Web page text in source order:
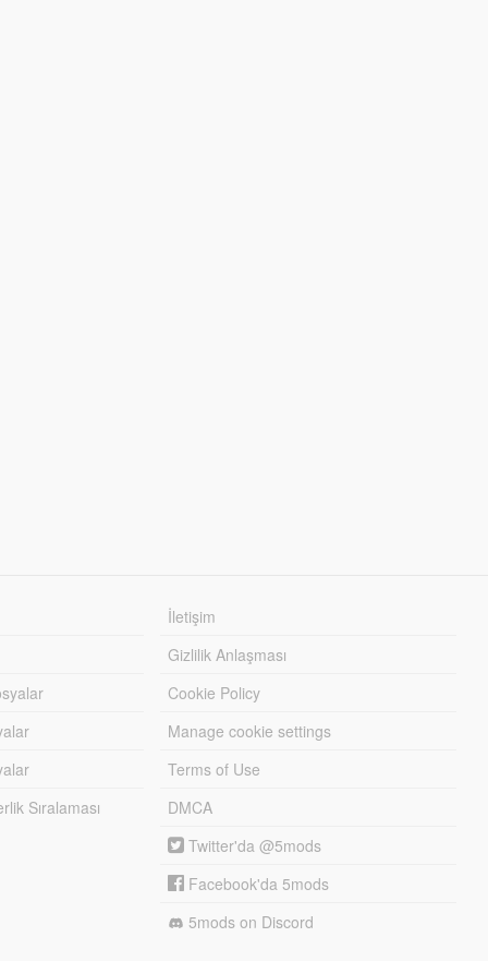
Sıralaması
İletişim
Gizlilik Anlaşması
Cookie Policy
Manage cookie settings
Terms of Use
DMCA
Twitter'da @5mods
Facebook'da 5mods
5mods on Discord